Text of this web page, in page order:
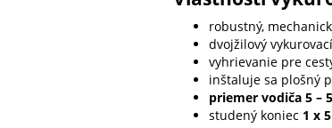
robustný,
dvojžilový
vyhrievanie pre
inštaluje sa plošný
priemer vodiča 5 –​
studený koniec 1 x